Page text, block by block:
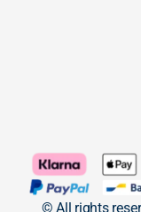
© All rights